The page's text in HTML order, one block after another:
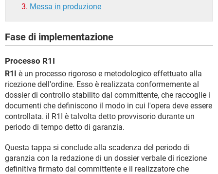
Messa in produzione
Fase di implementazione
Processo R1I
R1I è un processo rigoroso e metodologico effettuato alla
ricezione dell'ordine. Esso è realizzata conformemente al
dossier di controllo stabilito dal committente, che raccoglie i
documenti che definiscono il modo in cui l'opera deve essere
controllata. il R1I è talvolta detto provvisorio durante un
periodo di tempo detto di garanzia.
Questa tappa si conclude alla scadenza del periodo di
garanzia con la redazione di un dossier verbale di ricezione
definitiva firmato dal committente e il realizzatore che